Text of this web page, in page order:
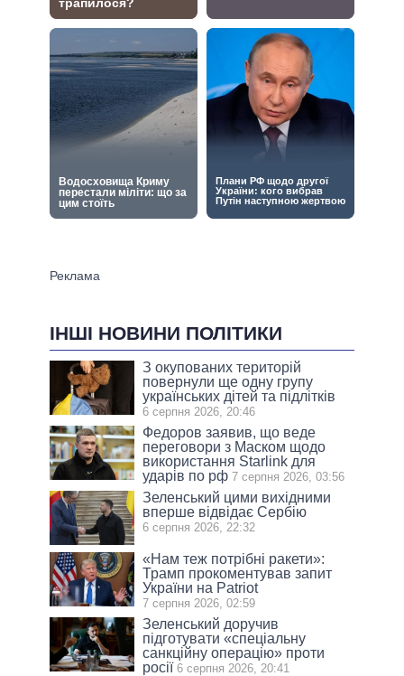
ІНШІ НОВИНИ ПОЛІТИКИ
З окупованих територій
повернули ще одну групу
українських дітей та підлітків
6 серпня 2026, 20:46
Федоров заявив, що веде
переговори з Маском щодо
використання Starlink для
ударів по рф 7 серпня 2026, 03:56
Зеленський цими вихідними
вперше відвідає Сербію
6 серпня 2026, 22:32
«Нам теж потрібні ракети»:
Трамп прокоментував запит
України на Patriot
7 серпня 2026, 02:59
Зеленський доручив
підготувати «спеціальну
санкційну операцію» проти
росії 6 серпня 2026, 20:41